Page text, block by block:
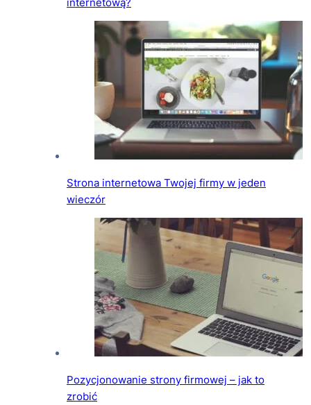
Strona internetowa Twojej firmy w jeden
wieczór
Pozycjonowanie strony firmowej – jak to
zrobić